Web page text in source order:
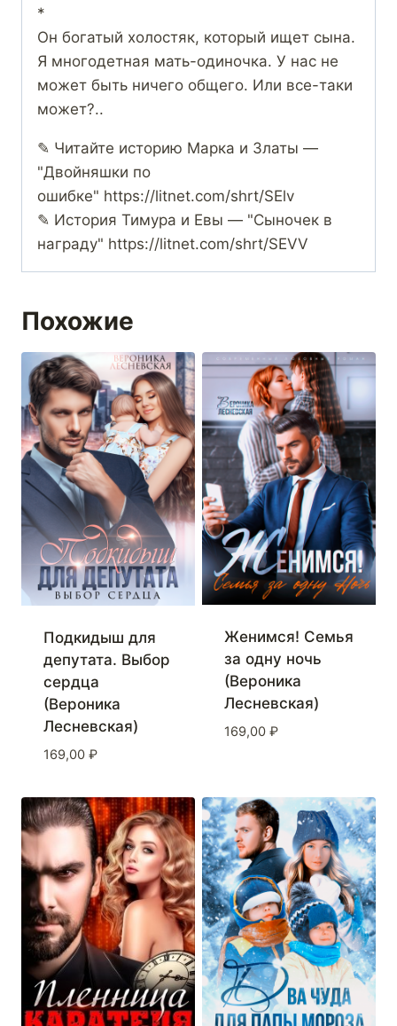
*
Он богатый холостяк, который ищет сына.
Я многодетная мать-одиночка. У нас не
может быть ничего общего. Или все-таки
может?..
✎ Читайте историю Марка и Златы —
"Двойняшки по
ошибке" https://litnet.com/shrt/SElv
✎ История Тимура и Евы — "Сыночек в
награду" https://litnet.com/shrt/SEVV
Похожие
Подкидыш для
депутата. Выбор
сердца
(Вероника
Лесневская)
169,00 ₽
Женимся! Семья
за одну ночь
(Вероника
Лесневская)
169,00 ₽